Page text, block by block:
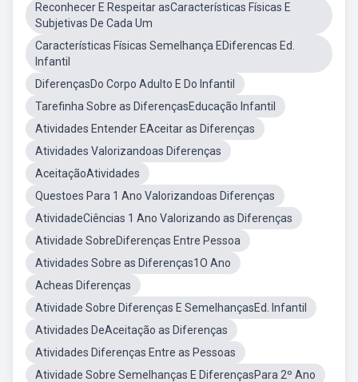
Reconhecer E Respeitar asCaracterísticas Físicas E
Subjetivas De Cada Um
Características Físicas Semelhança EDiferencas Ed.
Infantil
DiferençasDo Corpo Adulto E Do Infantil
Tarefinha Sobre as DiferençasEducação Infantil
Atividades Entender EAceitar as Diferenças
Atividades Valorizandoas Diferenças
AceitaçãoAtividades
Questoes Para 1 Ano Valorizandoas Diferenças
AtividadeCiências 1 Ano Valorizando as Diferenças
Atividade SobreDiferenças Entre Pessoa
Atividades Sobre as Diferenças1O Ano
Acheas Diferenças
Atividade Sobre Diferenças E SemelhançasEd. Infantil
Atividades DeAceitação as Diferenças
Atividades Diferenças Entre as Pessoas
Atividade Sobre Semelhanças E DiferençasPara 2º Ano